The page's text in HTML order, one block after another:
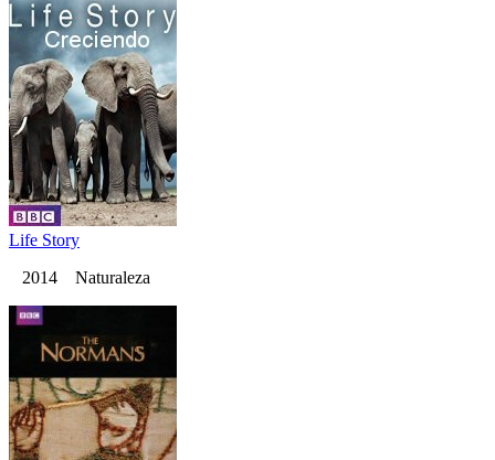
Life Story
2014 Naturaleza